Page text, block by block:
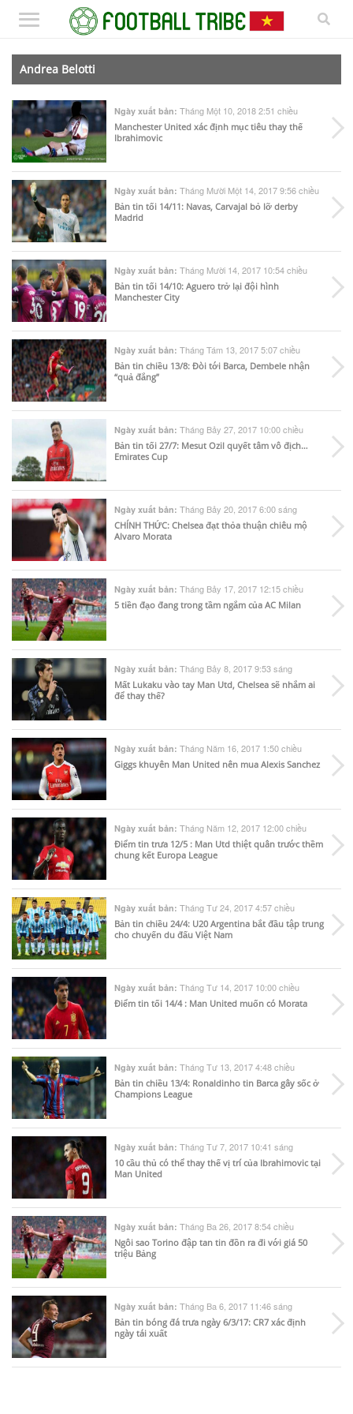
Andrea Belotti
Ngày xuất bản: Tháng Một 10, 2018 2:51 chiều
Manchester United xác định mục tiêu thay thế
Ibrahimovic
Ngày xuất bản: Tháng Mười Một 14, 2017 9:56 chiều
Bản tin tối 14/11: Navas, Carvajal bỏ lỡ derby
Madrid
Ngày xuất bản: Tháng Mười 14, 2017 10:54 chiều
Bản tin tối 14/10: Aguero trở lại đội hình
Manchester City
Ngày xuất bản: Tháng Tám 13, 2017 5:07 chiều
Bản tin chiều 13/8: Đòi tới Barca, Dembele nhận
“quả đắng”
Ngày xuất bản: Tháng Bảy 27, 2017 10:00 chiều
Bản tin tối 27/7: Mesut Ozil quyết tâm vô địch…
Emirates Cup
Ngày xuất bản: Tháng Bảy 20, 2017 6:00 sáng
CHÍNH THỨC: Chelsea đạt thỏa thuận chiêu mộ
Alvaro Morata
Ngày xuất bản: Tháng Bảy 17, 2017 12:15 chiều
5 tiền đạo đang trong tầm ngắm của AC Milan
Ngày xuất bản: Tháng Bảy 8, 2017 9:53 sáng
Mất Lukaku vào tay Man Utd, Chelsea sẽ nhắm ai
để thay thế?
Ngày xuất bản: Tháng Năm 16, 2017 1:50 chiều
Giggs khuyên Man United nên mua Alexis Sanchez
Ngày xuất bản: Tháng Năm 12, 2017 12:00 chiều
Điểm tin trưa 12/5 : Man Utd thiệt quân trước thềm
chung kết Europa League
Ngày xuất bản: Tháng Tư 24, 2017 4:57 chiều
Bản tin chiều 24/4: U20 Argentina bắt đầu tập trung
cho chuyến du đấu Việt Nam
Ngày xuất bản: Tháng Tư 14, 2017 10:00 chiều
Điểm tin tối 14/4 : Man United muốn có Morata
Ngày xuất bản: Tháng Tư 13, 2017 4:48 chiều
Bản tin chiều 13/4: Ronaldinho tin Barca gây sốc ở
Champions League
Ngày xuất bản: Tháng Tư 7, 2017 10:41 sáng
10 cầu thủ có thể thay thế vị trí của Ibrahimovic tại
Man United
Ngày xuất bản: Tháng Ba 26, 2017 8:54 chiều
Ngôi sao Torino đập tan tin đồn ra đi với giá 50
triệu Bảng
Ngày xuất bản: Tháng Ba 6, 2017 11:46 sáng
Bản tin bóng đá trưa ngày 6/3/17: CR7 xác định
ngày tái xuất